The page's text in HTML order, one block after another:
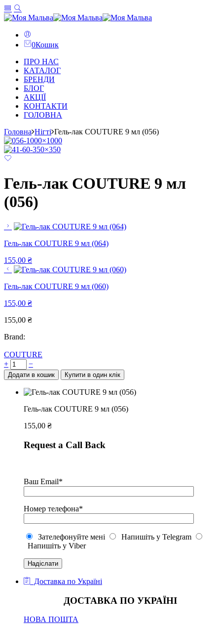
0Кошик
ПРО НАС
КАТАЛОГ
БРЕНДИ
БЛОГ
АКЦІЇ
КОНТАКТИ
ГОЛОВНА
Головна Нігті Гель-лак COUTURE 9 мл (056)
Гель-лак COUTURE 9 мл
(056)
Гель-лак COUTURE 9 мл (064)
155,00 ₴
Гель-лак COUTURE 9 мл (060)
155,00 ₴
155,00 ₴
Brand:
COUTURE
+
−
Додати в кошик Купити в один клік
Гель-лак COUTURE 9 мл (056)
155,00 ₴
Request a Call Back
Ваш Email*
Номер телефона*
Зателефонуйте мені
Напишіть у Telegram
Напишіть у Viber
Доставка по Україні
ДОСТАВКА ПО УКРАЇНІ
НОВА ПОШТА